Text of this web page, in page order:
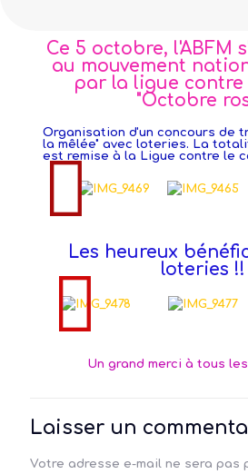
Ce 5 octobre, l'ABFM
au mouvement
par la ligue contre
"Octobre
Organisation d'un concours de
la mêlée" avec loteries. La
est remise à la Ligue contre le
Les heureux
loteries !!
Un grand merci à tous
Laisser un
Votre adresse e-mail ne sera pas